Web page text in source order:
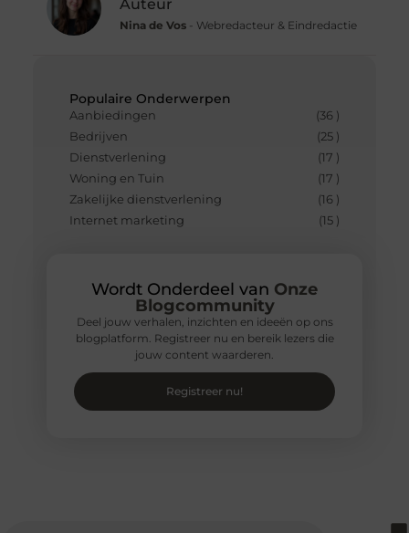
Populaire Onderwerpen
Aanbiedingen
(36 )
Bedrijven
(25 )
Dienstverlening
(17 )
Woning en Tuin
(17 )
Zakelijke dienstverlening
(16 )
Internet marketing
(15 )
Wordt Onderdeel van Onze
Blogcommunity
Deel jouw verhalen, inzichten en ideeën op ons
blogplatform. Registreer nu en bereik lezers die
jouw content waarderen.
Registreer nu!
Auteur
Nina de Vos- Webredacteur & Eindredactie